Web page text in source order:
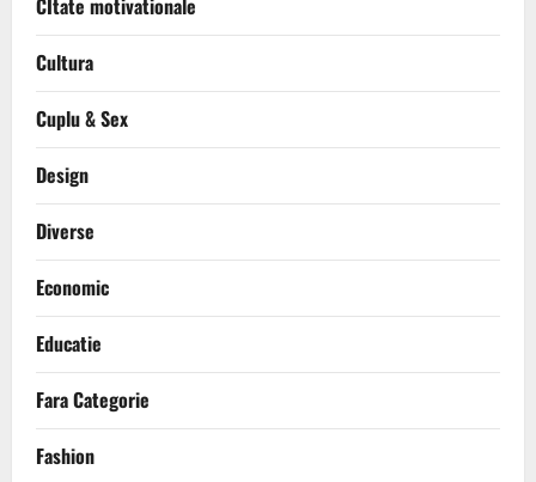
CItate motivationale
Cultura
Cuplu & Sex
Design
Diverse
Economic
Educatie
Fara Categorie
Fashion